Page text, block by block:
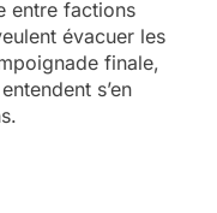
entre factions
évacuer les
finale,
s’en